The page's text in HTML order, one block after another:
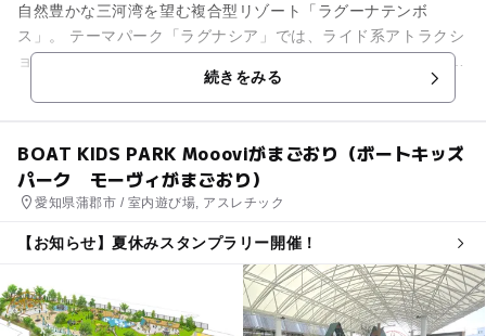
自然豊かな三河湾を望む複合型リゾート「ラグーナテンボ
ス」。 テーマパーク「ラグナシア」では、ライド系アトラクシ
ョンや冒険型アトラクションのほか、噴水ショーや3Dマッピン
グなどエンターテイメント...続きをみる
BOAT KIDS PARK Moooviがまごおり（ボートキッズ
パーク モーヴィがまごおり）
愛知県蒲郡市 / 室内遊び場, アスレチック
【お知らせ】夏休みスタンプラリー開催！